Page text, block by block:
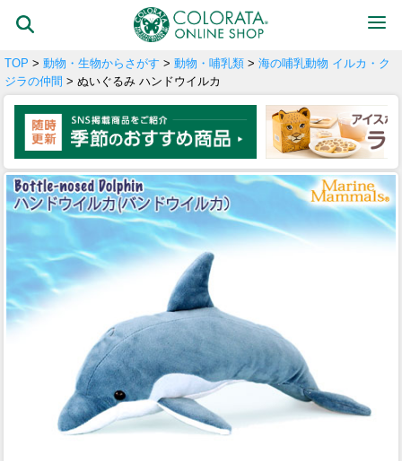
TOP > 動物・生物からさがす > 動物・哺乳類 > 海の哺乳動物 イルカ・ク
ジラの仲間 > ぬいぐるみ ハンドウイルカ